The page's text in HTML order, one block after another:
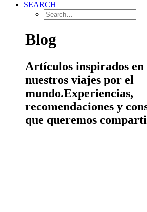
SEARCH
Blog
Artículos inspirados en
nuestros viajes por el
mundo.Experiencias,
recomendaciones y
que queremos